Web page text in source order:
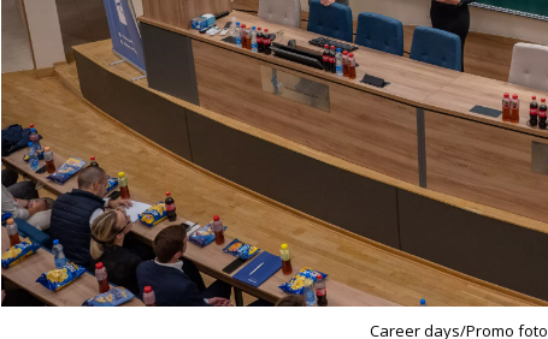
Career days/Promo foto